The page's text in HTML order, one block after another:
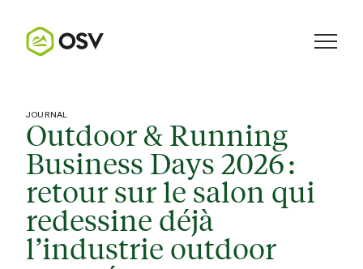
JOURNAL
Outdoor & Running
Business Days 2026 :
retour sur le salon qui
redessine déjà
l’industrie outdoor